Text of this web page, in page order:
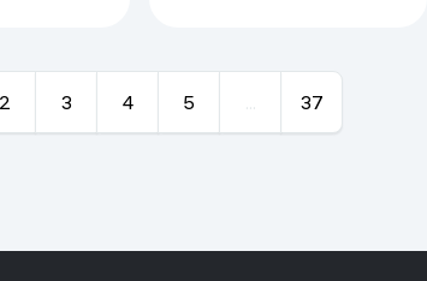
2 3 4 5 37